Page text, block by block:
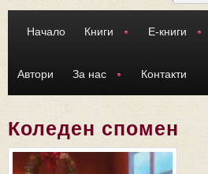
Начало Книги Е-книги
Автори За нас Контакти
Коледен спомен